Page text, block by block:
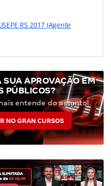
RS 2017 (Agente
SUA APROVAÇÃO EM
PÚBLICOS?
entende do assunto!
NO GRAN CURSOS